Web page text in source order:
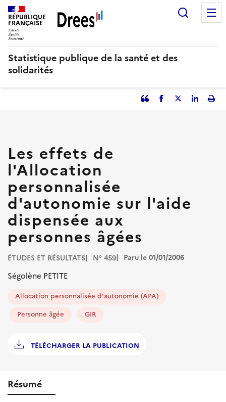
Aller
au
contenu
principal
RÉPUBLIQUE
FRANÇAISE
Statistique publique de la santé et des
solidarités
PartagerFacebook
Partager
Partager
Les effets de
l'Allocation
personnalisée
d'autonomie sur l'aide
dispensée aux
personnes âgées
ÉTUDES ET RÉSULTATS N° 459 Paru le 01/01/2006
Ségolène PETITE
Allocation personnalisée d'autonomie (APA)
Personne âgée
GIR
TÉLÉCHARGER LA PUBLICATION
Résumé